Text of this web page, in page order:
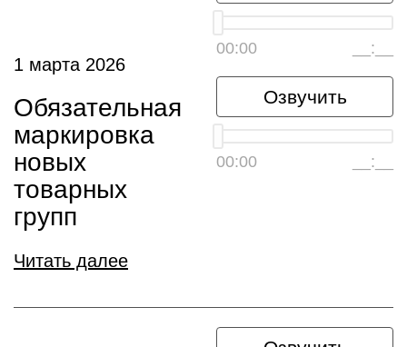
00:00 __:__
Озвучить
00:00 __:__
1 марта 2026
Обязательная
маркировка
новых
товарных
групп
Читать далее